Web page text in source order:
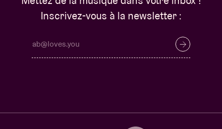
Inscrivez-vous à la newsletter :